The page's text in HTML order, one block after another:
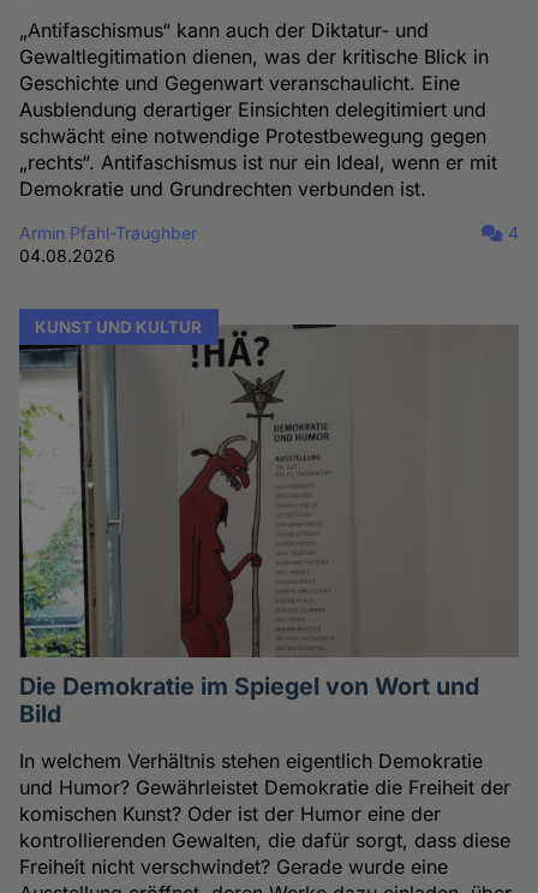
„Antifaschismus“ kann auch der Diktatur- und
Gewaltlegitimation dienen, was der kritische Blick in
Geschichte und Gegenwart veranschaulicht. Eine
Ausblendung derartiger Einsichten delegitimiert und
schwächt eine notwendige Protestbewegung gegen
„rechts“. Antifaschismus ist nur ein Ideal, wenn er mit
Demokratie und Grundrechten verbunden ist.
Armin Pfahl-Traughber
04.08.2026
4
KUNST UND KULTUR
Die Demokratie im Spiegel von Wort und
Bild
In welchem Verhältnis stehen eigentlich Demokratie
und Humor? Gewährleistet Demokratie die Freiheit der
komischen Kunst? Oder ist der Humor eine der
kontrollierenden Gewalten, die dafür sorgt, dass diese
Freiheit nicht verschwindet? Gerade wurde eine